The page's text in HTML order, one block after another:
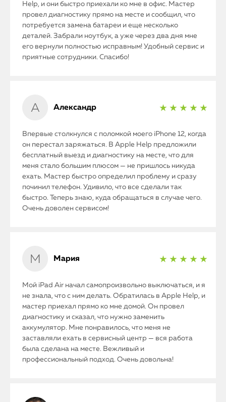
Help, и они быстро приехали ко мне в офис. Мастер
провел диагностику прямо на месте и сообщил, что
потребуется замена батареи и еще несколько
деталей. Забрали ноутбук, а уже через два дня мне
его вернули полностью исправным! Удобный сервис и
приятные сотрудники. Спасибо!
Александр ★ ★ ★ ★ ★
Впервые столкнулся с поломкой моего iPhone 12, когда
он перестал заряжаться. В Apple Help предложили
бесплатный выезд и диагностику на месте, что для
меня стало большим плюсом — не пришлось никуда
ехать. Мастер быстро определил проблему и сразу
починил телефон. Удивило, что все сделали так
быстро. Теперь знаю, куда обращаться в случае чего.
Очень доволен сервисом!
Мария ★ ★ ★ ★ ★
Мой iPad Air начал самопроизвольно выключаться, и я
не знала, что с ним делать. Обратилась в Apple Help, и
мастер приехал прямо ко мне домой. Он провел
диагностику и сказал, что нужно заменить
аккумулятор. Мне понравилось, что меня не
заставляли ехать в сервисный центр — вся работа
была сделана на месте. Вежливый и
профессиональный подход. Очень довольна!